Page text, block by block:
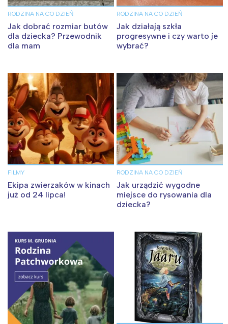
RODZINA NA CO DZIEŃ
Jak dobrać rozmiar butów
dla dziecka? Przewodnik
dla mam
RODZINA NA CO DZIEŃ
Jak działają szkła
progresywne i czy warto je
wybrać?
FILMY
Ekipa zwierzaków w kinach
już od 24 lipca!
RODZINA NA CO DZIEŃ
Jak urządzić wygodne
miejsce do rysowania dla
dziecka?